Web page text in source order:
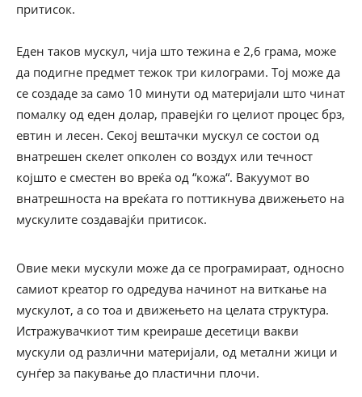
притисок.
Еден таков мускул, чија што тежина е 2,6 грама, може
да подигне предмет тежок три килограми. Тој може да
се создаде за само 10 минути од материјали што чинат
помалку од еден долар, правејќи го целиот процес брз,
евтин и лесен. Секој вештачки мускул се состои од
внатрешен скелет опколен со воздух или течност
којшто е сместен во вреќа од “кожа“. Вакуумот во
внатрешноста на вреќата го поттикнува движењето на
мускулите создавајќи притисок.
Овие меки мускули може да се програмираат, односно
самиот креатор го одредува начинот на виткање на
мускулот, а со тоа и движењето на целата структура.
Истражувачкиот тим креираше десетици вакви
мускули од различни материјали, од метални жици и
сунѓер за пакување до пластични плочи.